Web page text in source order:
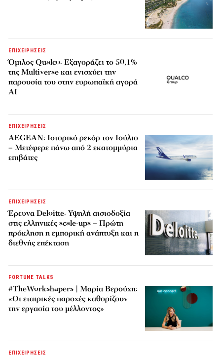
ΕΠΙΧΕΙΡΗΣΕΙΣ
Όμιλος Qualco: Εξαγοράζει το 50,1%
της Multiverse και ενισχύει την
παρουσία του στην ευρωπαϊκή αγορά
AI
ΕΠΙΧΕΙΡΗΣΕΙΣ
AEGEAN: Ιστορικό ρεκόρ τον Ιούλιο
– Μετέφερε πάνω από 2 εκατομμύρια
επιβάτες
ΕΠΙΧΕΙΡΗΣΕΙΣ
Έρευνα Deloitte: Υψηλή αισιοδοξία
στις ελληνικές scale-ups – Πρώτη
πρόκληση η εμπορική ανάπτυξη και η
διεθνής επέκταση
FORTUNE TALKS
#TheWorkshapers | Μαρία Βερούχη:
«Οι εταιρικές παροχές καθορίζουν
την εργασία του μέλλοντος»
ΕΠΙΧΕΙΡΗΣΕΙΣ